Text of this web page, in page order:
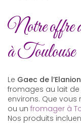
Notre offre
à Toulouse
Le Gaec de l’Elanion
fromages au lait de
environs. Que vous
ou un fromager à
Nos produits